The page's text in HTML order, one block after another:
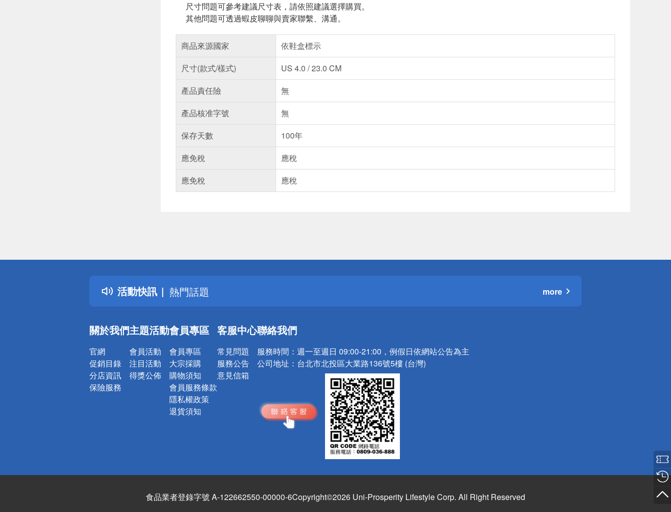
尺寸問題可參考建議尺寸表，請依照建議選擇購買。
其他問題可透過蝦皮聊聊與賣家聯繫、溝通。
商品來源國家
依鞋盒標示
尺寸(款式/樣式)
US 4.0 / 23.0 CM
產品責任險
無
產品核准字號
無
保存天數
100年
應免稅
應稅
應免稅
應稅
活動快訊
詐騙網頁！請小心！
得獎公告
熱門話題
銀行優惠
詐騙網頁！請小心！
more
關於我們
官網
促銷目錄
分店資訊
保險服務
主題活動
會員活動
注目活動
得獎公佈
會員專區
會員專區
大宗採購
購物須知
會員服務條款
隱私權政策
退貨須知
客服中心
常見問題
服務公告
意見信箱
聯絡我們
服務時間： 週一至週日 09:00-21:00，例假日依網站公告為主
公司地址： 台北市北投區大業路136號5樓 (台灣)
食品業者登錄字號 A-122662550-00000-6Copyright©2026 Uni-Prosperity Lifestyle Corp. All Right Reserved